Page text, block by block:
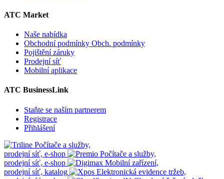
ATC Market
Naše nabídka
Obchodní podmínky Obch. podmínky
Pojištění záruky
Prodejní síť
Mobilní aplikace
ATC BusinessLink
Staňte se naším partnerem
Registrace
Přihlášení
Počítače a služby,
prodejní síť, e-shop
Počítače a služby,
prodejní síť, e-shop
Mobilní zařízení,
prodejní síť, katalog
Elektronická evidence tržeb,